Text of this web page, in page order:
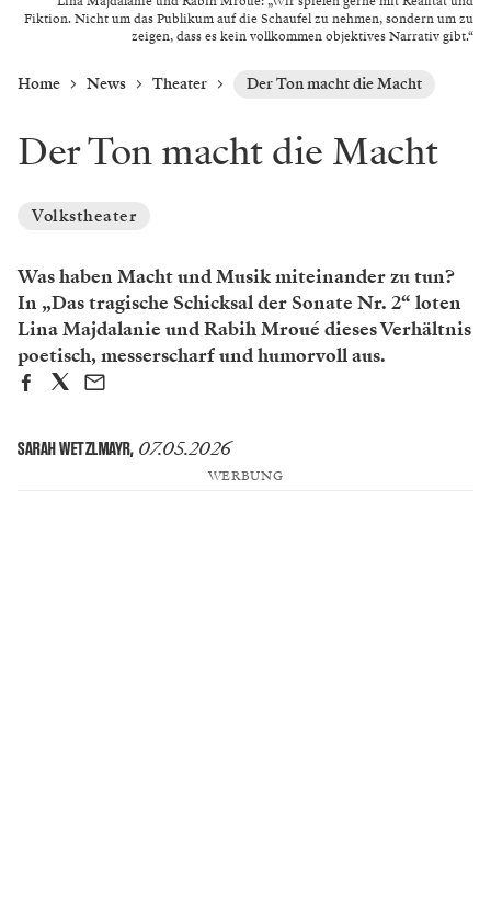
Fiktion. Nicht um das Publikum auf die Schaufel zu nehmen, sondern um zu
zeigen, dass es kein vollkommen objektives Narrativ gibt.“
Home News Theater Der Ton macht die Macht
Der Ton macht die Macht
Volkstheater
Was haben Macht und Musik miteinander zu tun?
In „Das tragische Schicksal der Sonate Nr. 2“ loten
Lina Majdalanie und Rabih Mroué dieses Verhältnis
poetisch, messerscharf und humorvoll aus.
SARAH WETZLMAYR, 07.05.2026
WERBUNG